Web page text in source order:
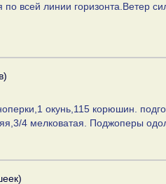
всей линии горизонта.Ветер
окунь,115 корюшин.
4 мелковатая. Поджоперы